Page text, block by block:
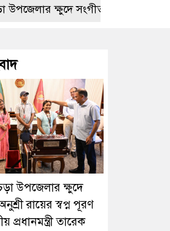
ক্ষুদে সংগীতশিল্পী অনুশ্রী রায়ের
উপজেলার ক্ষুদে
রায়ের স্বপ্ন পূরণ
প্রধানমন্ত্রী তারেক